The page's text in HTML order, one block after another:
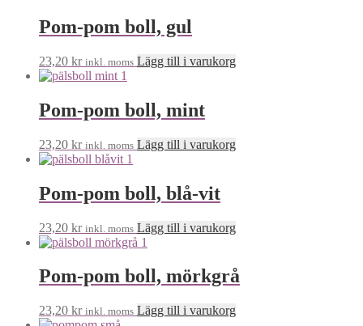
Pom-pom boll, gul
23,20 kr inkl. moms Lägg till i varukorg
Pom-pom boll, mint
23,20 kr inkl. moms Lägg till i varukorg
Pom-pom boll, blå-vit
23,20 kr inkl. moms Lägg till i varukorg
Pom-pom boll, mörkgrå
23,20 kr inkl. moms Lägg till i varukorg